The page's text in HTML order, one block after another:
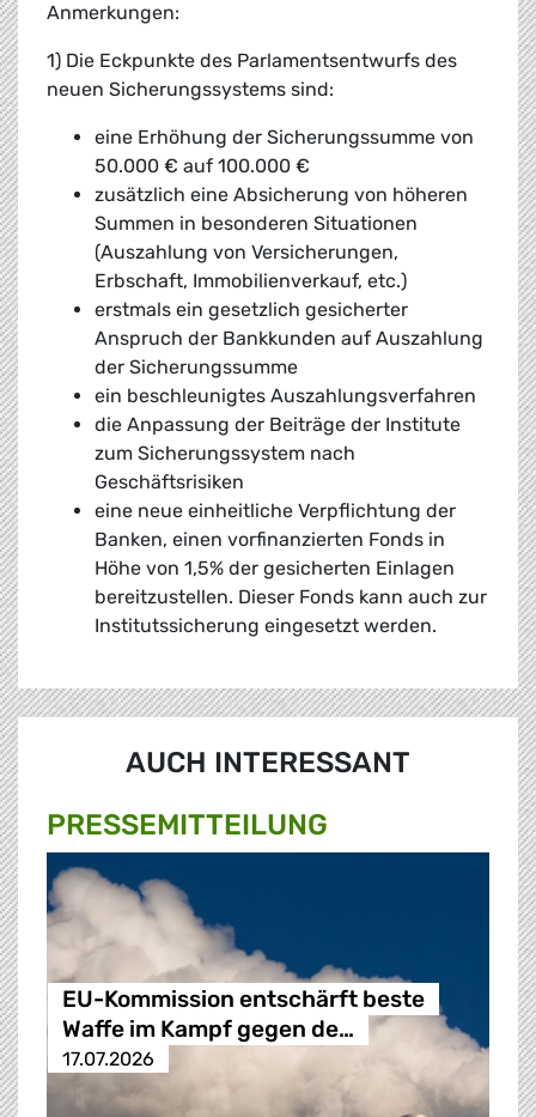
Anmerkungen:
1) Die Eckpunkte des Parlamentsentwurfs des
neuen Sicherungssystems sind:
eine Erhöhung der Sicherungssumme von
50.000 € auf 100.000 €
zusätzlich eine Absicherung von höheren
Summen in besonderen Situationen
(Auszahlung von Versicherungen,
Erbschaft, Immobilienverkauf, etc.)
erstmals ein gesetzlich gesicherter
Anspruch der Bankkunden auf Auszahlung
der Sicherungssumme
ein beschleunigtes Auszahlungsverfahren
die Anpassung der Beiträge der Institute
zum Sicherungssystem nach
Geschäftsrisiken
eine neue einheitliche Verpflichtung der
Banken, einen vorfinanzierten Fonds in
Höhe von 1,5% der gesicherten Einlagen
bereitzustellen. Dieser Fonds kann auch zur
Institutssicherung eingesetzt werden.
AUCH INTERESSANT
PRESSE­MITTEILUNG
EU-Kommission entschärft beste
Waffe im Kampf gegen de…
17.07.2026